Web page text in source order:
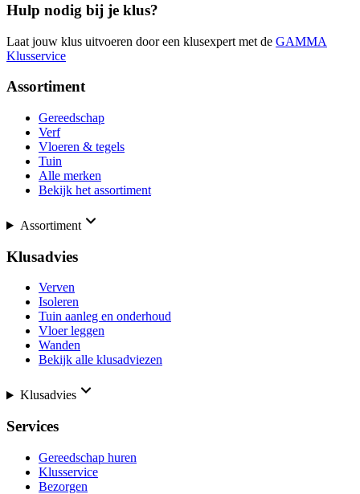
Hulp nodig bij je klus?
Laat jouw klus uitvoeren door een klusexpert met de GAMMA
Klusservice
Assortiment
Gereedschap
Verf
Vloeren & tegels
Tuin
Alle merken
Bekijk het assortiment
Assortiment
Klusadvies
Verven
Isoleren
Tuin aanleg en onderhoud
Vloer leggen
Wanden
Bekijk alle klusadviezen
Klusadvies
Services
Gereedschap huren
Klusservice
Bezorgen